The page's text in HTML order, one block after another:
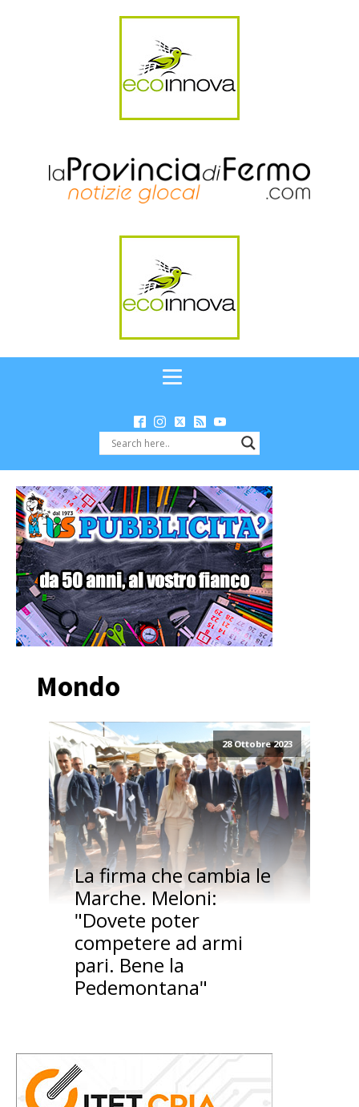
Mondo
28 Ottobre 2023
La firma che cambia le
Marche. Meloni:
"Dovete poter
competere ad armi
pari. Bene la
Pedemontana"